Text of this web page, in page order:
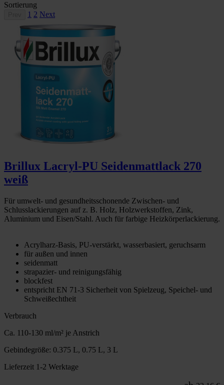
Sortierung
1 2 Next
Brillux Lacryl-PU Seidenmattlack 270
weiß
Für umwelt- und gesundheitsschonende Zwischen- und
Schlusslackierungen auf z. B. Holz, Holzwerkstoffen, Zink,
Aluminium und Eisen/Stahl. Auch für farbige Heizkörperlackierung.
Acrylharz-Basis, PU-verstärkt, wasserbasiert, geruchsarm
für außen und innen
seidenmatt
strapazier- und reinigungsfähig
blockfest
entspricht EN 71-3 Sicherheit von Spielzeug, Speichel- und
Schweißechtheit
Verbrauch
Ca. 110-130 ml/m² je Anstrich
Gebindegröße: 0.375 L, 0.75 L, 3 L
Lieferzeit 1-2 Werktage